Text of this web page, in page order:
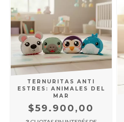
TERNURITAS ANTI
ESTRES: ANIMALES DEL
MAR
$59.900,00